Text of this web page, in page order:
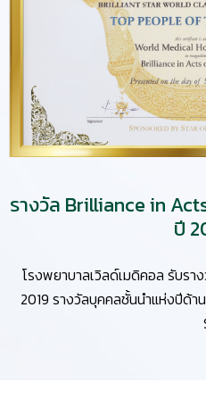
รางวัล Brilliance in
ปี
โรงพยาบาลเวิลด์เมดิคอล รับรา
2019 รางวัลบุคคลชั้นนำแห่งปีด้